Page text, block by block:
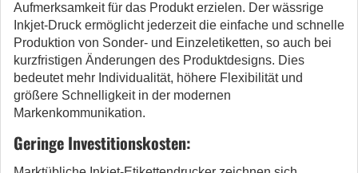
Aufmerksamkeit für das Produkt erzielen. Der wässrige
Inkjet-Druck ermöglicht jederzeit die einfache und schnelle
Produktion von Sonder- und Einzeletiketten, so auch bei
kurzfristigen Änderungen des Produktdesigns. Dies
bedeutet mehr Individualität, höhere Flexibilität und
größere Schnelligkeit in der modernen
Markenkommunikation.
Geringe Investitionskosten: